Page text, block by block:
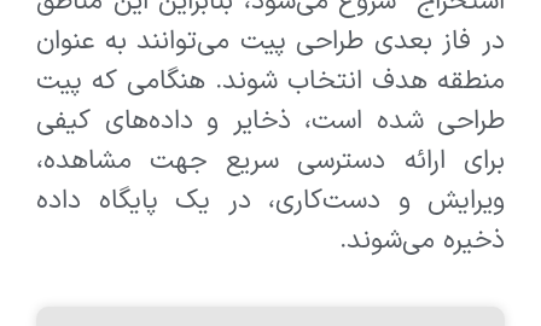
در فاز بعدی طراحی پیت می‌توانند به عنوان
منطقه هدف انتخاب شوند. هنگامی که پیت
طراحی شده است، ذخایر و داده‌های کیفی
برای ارائه دسترسی سریع جهت مشاهده،
ویرایش و دست‌کاری، در یک پایگاه داده
ذخیره می‌شوند.